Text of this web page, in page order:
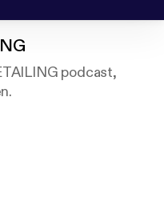
podcast,